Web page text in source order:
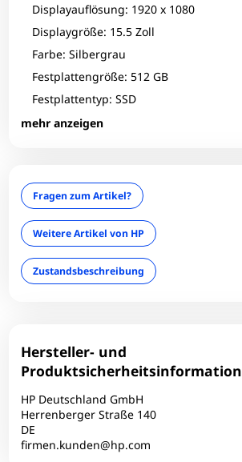
Displayauflösung: 1920 x 1080
Displaygröße: 15.5 Zoll
Farbe: Silbergrau
Festplattengröße: 512 GB
Festplattentyp: SSD
mehr anzeigen
Fingerprint-Reader: Nein
HDMI: 1
Infrarotkamera: Nein
LAN: Ja
Leuchtdichte:
Optischer Zustand: B-
RAM-Größe: 16 GB
RAM-Onboard: Nein
RAM-Slots gesamt: 4
RAM-Typ: DDR4
Fragen zum Artikel?
Weitere Artikel von HP
Zustandsbeschreibung
Hersteller- und
Produktsicherheitsinformation
HP Deutschland GmbH
Herrenberger Straße 140
DE
firmen.kunden@hp.com